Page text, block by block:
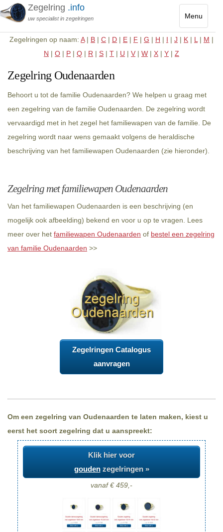
Menu
Toggle
Zegelring .info
uw specialist in zegelringen
Zegelringen op naam: A| B | C | D | E | F | G | H | I | J | K | L | M |
N | O | P | Q | R | S | T | U | V | W | X | Y | Z
Zegelring Oudenaarden
Behoort u tot de familie Oudenaarden? We helpen u graag met
een zegelring van de familie Oudenaarden. De zegelring wordt
vervaardigd met in het zegel het familiewapen van de familie. De
zegelring wordt naar wens gemaakt volgens de heraldische
beschrijving van het familiewapen Oudenaarden (zie hieronder).
Zegelring met familiewapen Oudenaarden
Van het familiewapen Oudenaarden is een beschrijving (en
mogelijk ook afbeelding) bekend en voor u op te vragen. Lees
meer over het familiewapen Oudenaarden of bestel een zegelring
van familie Oudenaarden >>
Zegelringen Catalogus
aanvragen
Om een zegelring van Oudenaarden te laten maken, kiest u
eerst het soort zegelring dat u aanspreekt:
Klik hier voor
goudenzegelringen »
vanaf € 459,-